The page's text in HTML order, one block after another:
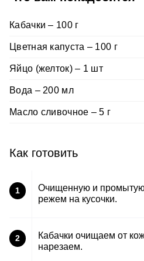
Кабачки – 100 г
Цветная капуста – 100 г
Яйцо (желток) – 1 шт
Вода – 200 мл
Масло сливочное – 5 г
Как готовить
1
Очищенную и промытую
режем на кусочки.
2
Кабачки очищаем от
нарезаем.